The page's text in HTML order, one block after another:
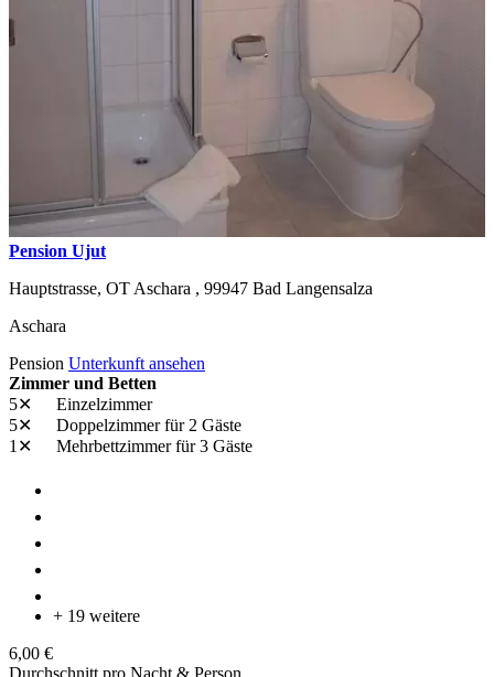
Pension Ujut
Hauptstrasse, OT Aschara , 99947 Bad Langensalza
Aschara
Pension Unterkunft ansehen
Zimmer und Betten
5✕
Einzelzimmer
5✕
Doppelzimmerfür 2 Gäste
1✕
Mehrbettzimmerfür 3 Gäste
+ 19 weitere
6,00 €